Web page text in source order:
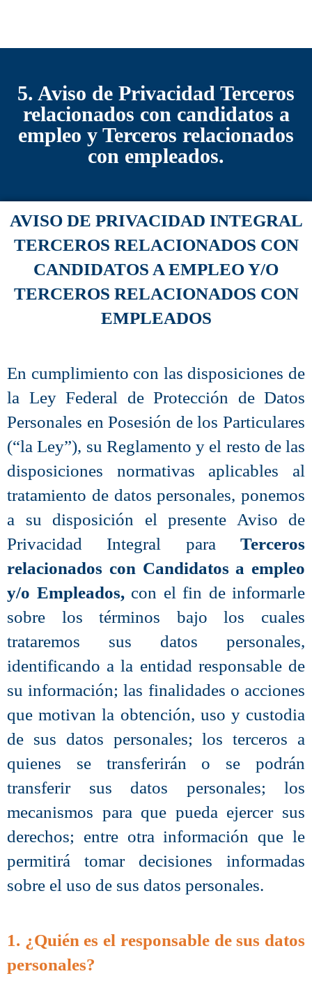
5. Aviso de Privacidad Terceros
relacionados con candidatos a
empleo y Terceros relacionados
con empleados.
AVISO DE PRIVACIDAD INTEGRAL
TERCEROS RELACIONADOS CON
CANDIDATOS A EMPLEO Y/O
TERCEROS RELACIONADOS CON
EMPLEADOS
En cumplimiento con las disposiciones de
la Ley Federal de Protección de Datos
Personales en Posesión de los Particulares
(“la Ley”), su Reglamento y el resto de las
disposiciones normativas aplicables al
tratamiento de datos personales, ponemos
a su disposición el presente Aviso de
Privacidad Integral para Terceros
relacionados con Candidatos a empleo
y/o Empleados,con el fin de informarle
sobre los términos bajo los cuales
trataremos sus datos personales,
identificando a la entidad responsable de
su información; las finalidades o acciones
que motivan la obtención, uso y custodia
de sus datos personales; los terceros a
quienes se transferirán o se podrán
transferir sus datos personales; los
mecanismos para que pueda ejercer sus
derechos; entre otra información que le
permitirá tomar decisiones informadas
sobre el uso de sus datos personales.
1. ¿Quién es el responsable de sus datos
personales?